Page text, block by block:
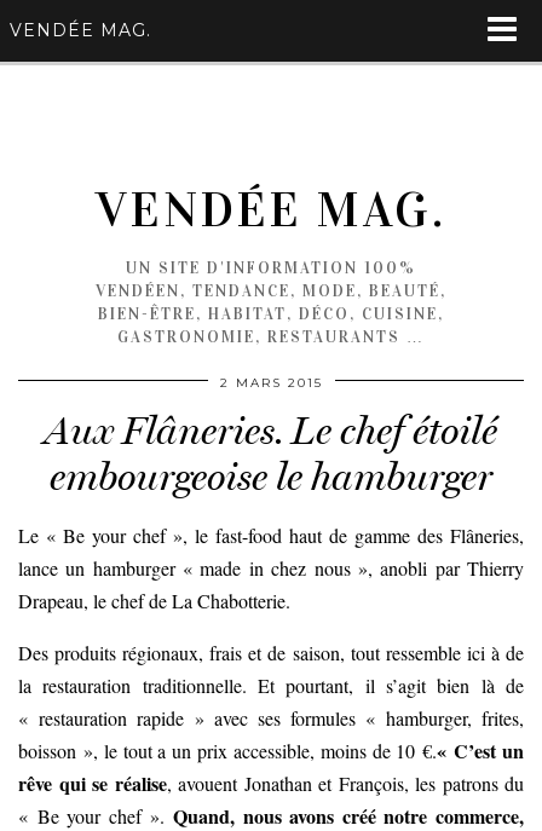
VENDÉE MAG.
VENDÉE MAG.
UN SITE D'INFORMATION 100%
VENDÉEN, TENDANCE, MODE, BEAUTÉ,
BIEN-ÊTRE, HABITAT, DÉCO, CUISINE,
GASTRONOMIE, RESTAURANTS …
2 MARS 2015
Aux Flâneries. Le chef étoilé
embourgeoise le hamburger
Le « Be your chef », le fast-food haut de gamme des Flâneries,
lance un hamburger « made in chez nous », anobli par Thierry
Drapeau, le chef de La Chabotterie.
Des produits régionaux, frais et de saison, tout ressemble ici à de
la restauration traditionnelle. Et pourtant, il s’agit bien là de
« restauration rapide » avec ses formules « hamburger, frites,
boisson », le tout a un prix accessible, moins de 10 €.« C’est un
rêve qui se réalise, avouent Jonathan et François, les patrons du
« Be your chef ». Quand, nous avons créé notre commerce,